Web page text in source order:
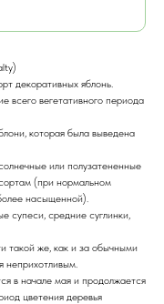
декоративных яблонь.
всего вегетативного периода
которая была выведена
или полузатененные
(при нормальном
насыщенной).
супеси, средние суглинки,
такой же, как и за обычными
неприхотливым.
в начале мая и продолжается
цветения деревья